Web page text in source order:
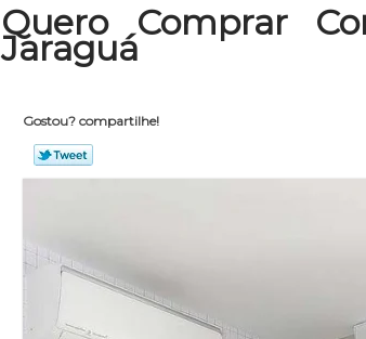
Quero Comprar
Jaraguá
Gostou? compartilhe!